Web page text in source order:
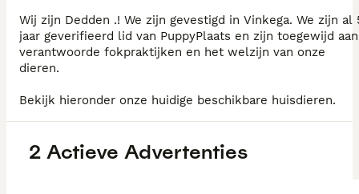
Wij zijn Dedden .! We zijn gevestigd in Vinkega. We zijn al
jaar geverifieerd lid van PuppyPlaats en zijn toegewijd aan
verantwoorde fokpraktijken en het welzijn van onze
dieren.
Bekijk hieronder onze huidige beschikbare huisdieren.
2 Actieve Advertenties